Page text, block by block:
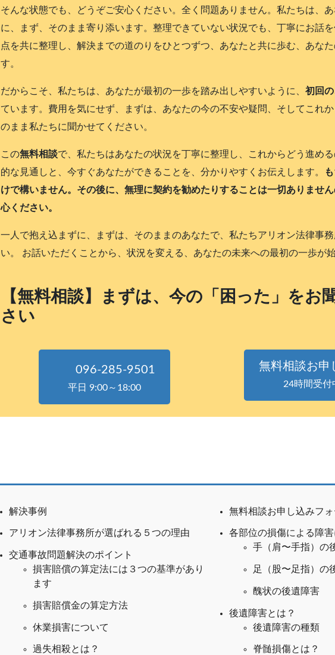
そんな状態でも、どうぞご安心ください。全く問題ありません。私たちは、あ
に、まず、そのまま寄り添います。整理できていない状況でも、丁寧にお話
点を共に整理し、解決までの道のりをひとつずつ、あなたと共に歩む、あな
す。
だからこそ、私たちは、あなたが最初の一歩を踏み出しやすいように、 初回
ています。費用を気にせず、まずは、あなたの今の不安や疑問、そしてこれ
のまま私たちに聞かせてください。
この無料相談で、私たちはあなたの状況を丁寧に整理し、これからどう進め
的な見通しと、今すぐあなたができることを、分かりやすくお伝えします。
けで構いません。その後に、無理に契約を勧めたりすることは一切ありませ
心ください。
一人で抱え込まずに、まずは、そのままのあなたで、私たちアリオン法律事
い。 お話いただくことから、状況を変える、あなたの未来への最初の一歩が始
【無料相談】まずは、今の「困った」をお
さい
096-285-9501
平日 9:00～18:00
無料相談お申
24時間受付
解決事例
アリオン法律事務所が選ばれる５つの理由
交通事故問題解決のポイント
損害賠償の算定法には３つの基準があり
ます
損害賠償金の算定方法
休業損害について
過失相殺とは？
無料相談お申し込みフォ
各部位の損傷による障
手（肩〜手指）の
足（股〜足指）の
醜状の後遺障害
後遺障害とは？
後遺障害の種類
脊髄損傷とは？